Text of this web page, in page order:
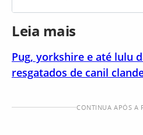
Leia mais
Pug, yorkshire e até lulu
resgatados de canil
CONTINUA APÓS A